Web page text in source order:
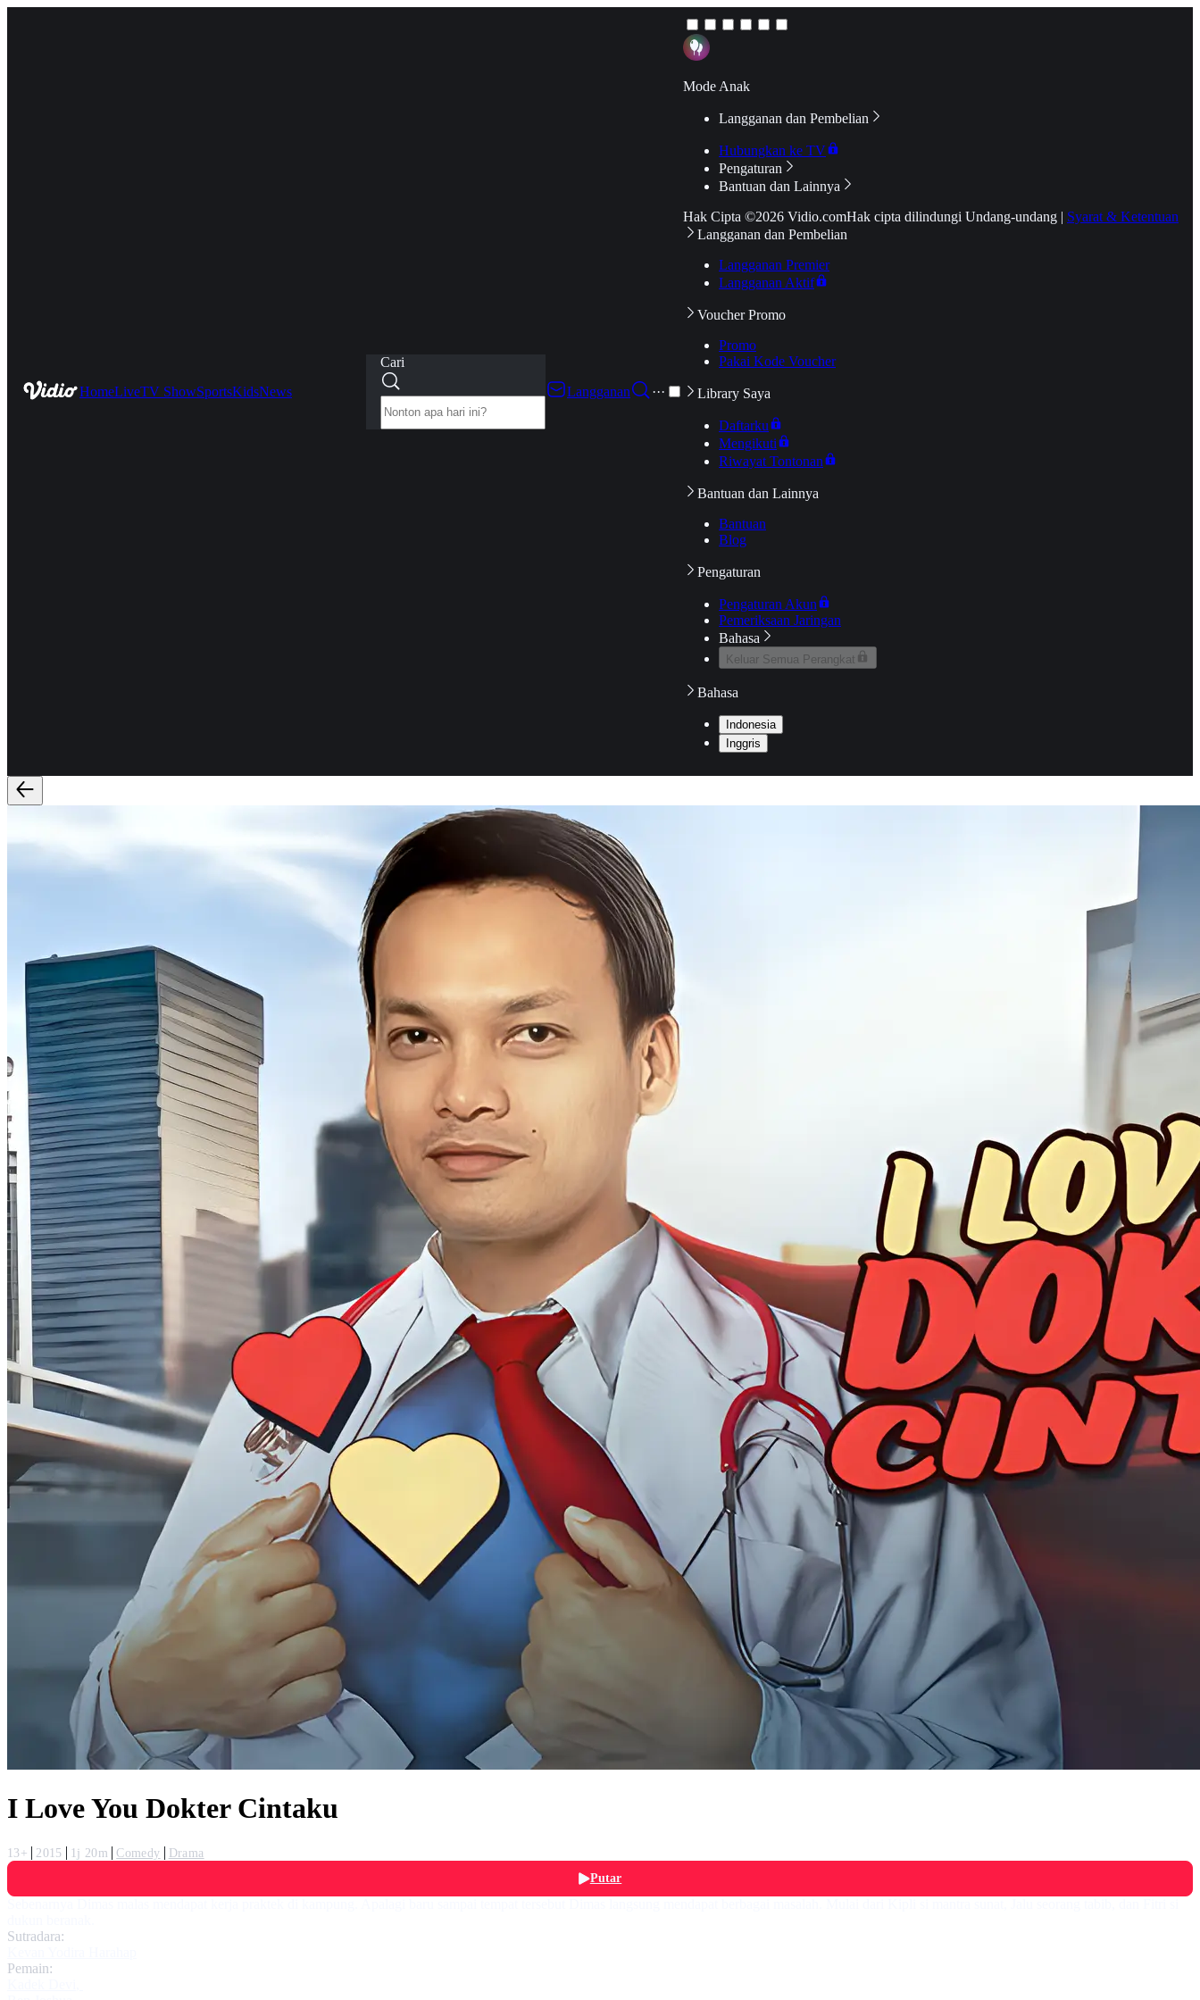
HomeLiveTV ShowSportsKidsNews
Cari
Langganan
···
Mode Anak
Langganan dan Pembelian
Hubungkan ke TV
Pengaturan
Bantuan dan Lainnya
Hak Cipta ©2026 Vidio.comHak cipta dilindungi Undang-undang | Syarat & Ketentuan
Langganan dan Pembelian
Langganan Premier
Langganan Aktif
Voucher Promo
Promo
Pakai Kode Voucher
Library Saya
Daftarku
Mengikuti
Riwayat Tontonan
Bantuan dan Lainnya
Bantuan
Blog
Pengaturan
Pengaturan Akun
Pemeriksaan Jaringan
Bahasa
Keluar Semua Perangkat
Bahasa
Indonesia
Inggris
I Love You Dokter Cintaku
13+ 2015 1j 20m Comedy
Drama
Putar
Sutradara:
Pemain: